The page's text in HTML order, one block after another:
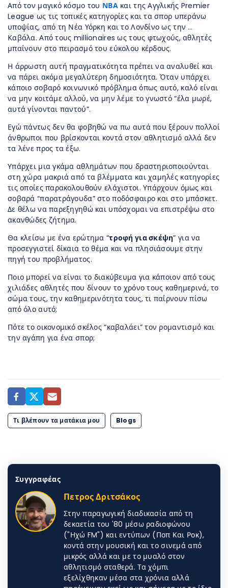
Από τον μαγικό κόσμο του ΝΒΑκαι της Αγγλικής Premier
League ως τις τοπικές κατηγορίες και τα σπορ υπεράνω
υποψίας, από τη Νέα Υόρκη και το Λονδίνο ως την …
Καβάλα. Από τους millionaires ως τους φτωχούς, αθλητές
μπαίνουν στο πειρασμό του εύκολου κέρδους.
Η άρρωστη αυτή πραγματικότητα πρέπει να αναλυθεί και
να πάρει ακόμα μεγαλύτερη δημοσιότητα. Όταν υπάρχει
κάποιο σοβαρό κοινωνικό πρόβλημα όπως αυτό, καλό είναι
να μην κοιτάμε αλλού, να μην λέμε το γνωστό “έλα μωρέ,
αυτά γίνονται παντού”.
Εγώ πάντως δεν θα φοβηθώ να πω αυτά που ξέρουν πολλοί
άνθρωποι που βρίσκονται κοντά στον αθλητισμό αλλά δεν
τα λένε προς τα έξω.
Υπάρχει μια γκάμα αθλημάτων που δραστηριοποιούνται
στη χώρα μακριά από τα βλέμματα και χαμηλές κατηγορίες
τις οποίες παρακολουθούν ελάχιστοι. Υπάρχουν όμως και
σοβαρά “παρατράγουδα” στο ποδόσφαιρο και στο μπάσκετ.
Δε θέλω να παρεξηγηθώ και υπόσχομαι να επιστρέψω στο
ακανθώδες ζήτημα.
Θα κλείσω με ένα ερώτημα “τροφή για σκέψη” για να
προσεγγιστεί δίκαια το θέμα και να πλησιάσουμε στην
πηγή του προβλήματος.
Ποιο μπορεί να είναι το διακύβευμα για κάποιον από τους
χιλιάδες αθλητές που δίνουν το χρόνο τους καθημερινά, το
σώμα τους, την καθημερινότητα τους, τι παίρνουν πίσω
από όλο αυτό;
Πότε το οικονομικό σκέλος “καβαλάει” τον ρομαντισμό και
την αγάπη για ένα σπορ;
Τι βλέπουν τα ματάκια μου Blogs
Συγγραφέας
Πετρος Δριτσάκος
Στην παραγωγική διαδικασία από τη
δεκαετία του '80 μέσω ραδιοφώνου
("Ηχώ FM") και εντύπων (Ποπ Και Ροκ),
κοντά στην μουσική και το σινεμά από
μικρός αλλά και με το μυαλό στον
αθλητισμό σταθερά. Τα χόμπι
εξελίχθηκαν μέσα στα χρόνια αλλά